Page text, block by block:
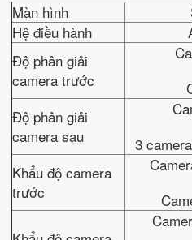
Màn hình
Hệ điều hành
Độ phân giải
camera trước
Độ phân giải
camera sau
3
Khẩu độ camera
trước